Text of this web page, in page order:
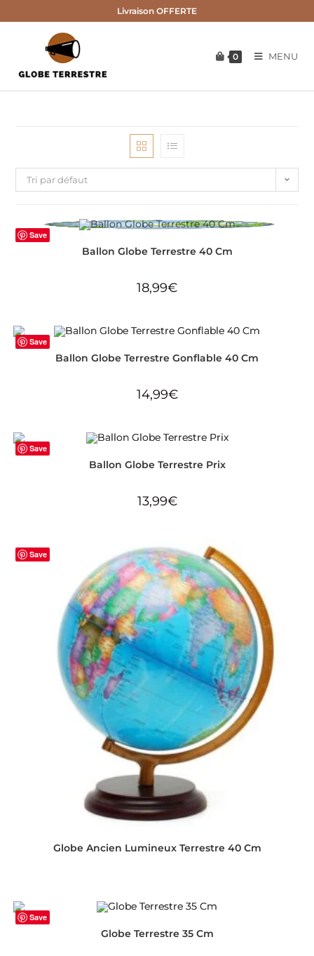
to
Livraison OFFERTE
0 MENU
Tri par défaut
Save
Ballon Globe Terrestre 40 Cm
18,99€
Save
Ballon Globe Terrestre Gonflable 40 Cm
14,99€
Save
Ballon Globe Terrestre Prix
13,99€
Save
Globe Ancien Lumineux Terrestre 40 Cm
Save
Globe Terrestre 35 Cm